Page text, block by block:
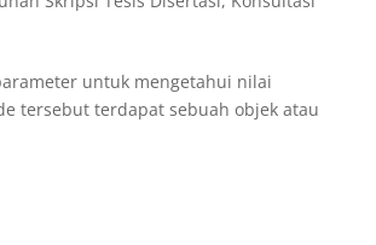
untuk mengetahui nilai
tersebut terdapat sebuah objek atau